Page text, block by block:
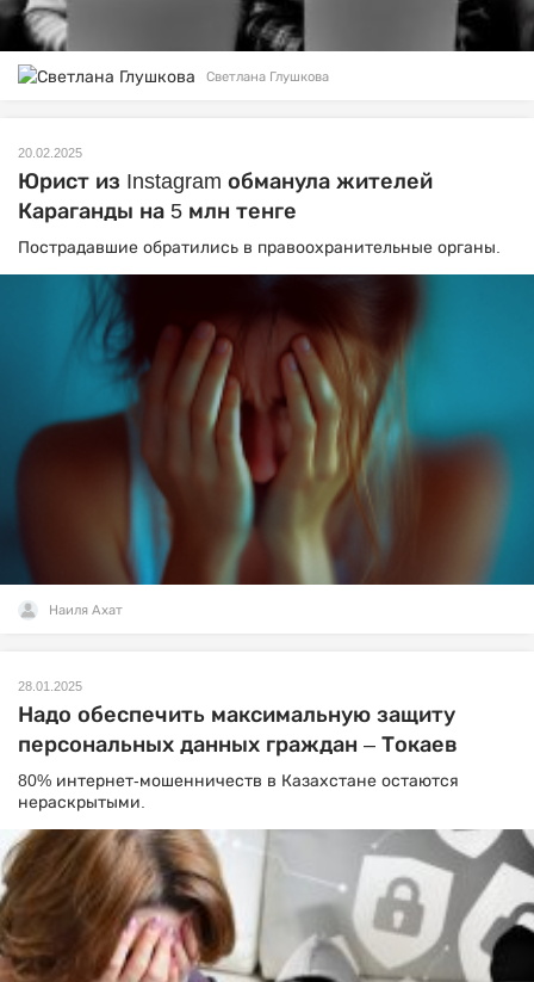
Светлана Глушкова
20.02.2025
Юрист из Instagram обманула жителей
Караганды на 5 млн тенге
Пострадавшие обратились в правоохранительные органы.
Наиля Ахат
28.01.2025
Надо обеспечить максимальную защиту
персональных данных граждан – Токаев
80% интернет-мошенничеств в Казахстане остаются
нераскрытыми.